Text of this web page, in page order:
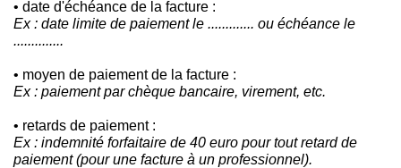
• date d'échéance de la facture :
Ex : date limite de paiement le ............. ou échéance le
..............
• moyen de paiement de la facture :
Ex : paiement par chèque bancaire, virement, etc.
• retards de paiement :
Ex : indemnité forfaitaire de 40 euro pour tout retard de
paiement (pour une facture à un professionnel).